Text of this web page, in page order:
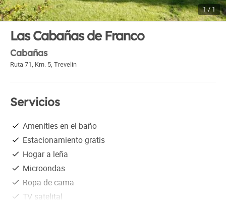
1 / 1
Las Cabañas de Franco
Cabañas
Ruta 71, Km. 5, Trevelin
Servicios
Amenities en el baño
Estacionamiento gratis
Hogar a leña
Microondas
Ropa de cama
TV satelital